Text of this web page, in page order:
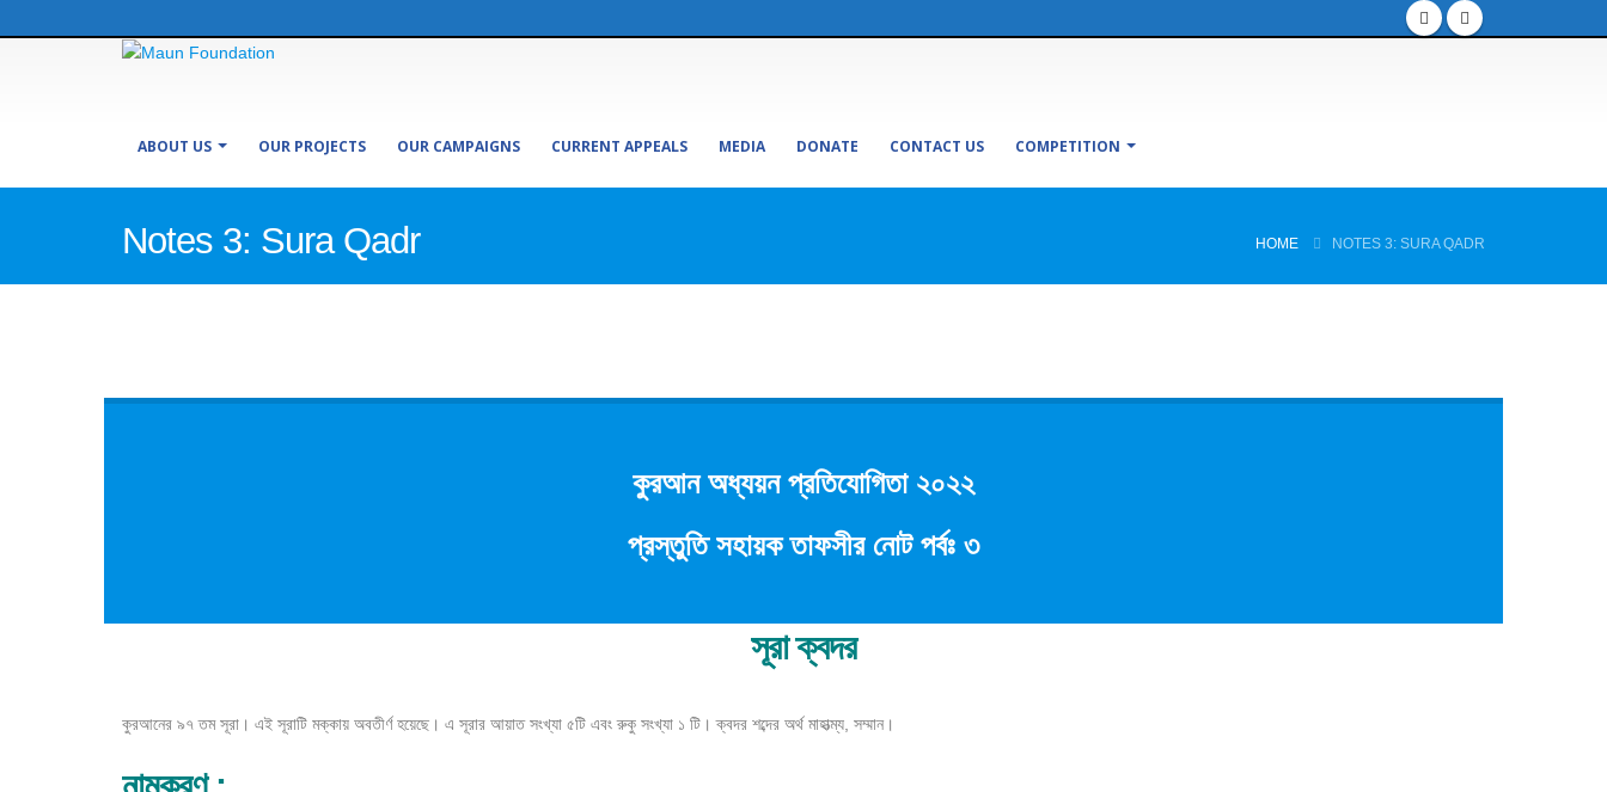
ABOUT US OUR PROJECTS OUR CAMPAIGNS CURRENT APPEALS MEDIA DONATE CONTACT US COMPETITION
Notes 3: Sura Qadr HOME NOTES 3: SURA QADR
কুরআন অধ্যয়ন প্রতিযোগিতা ২০২২
প্রস্তুতি সহায়ক তাফসীর নোট পর্বঃ ৩
সূরা ক্বদর
কুরআনের ৯৭ তম সূরা। এই সূরাটি মক্কায় অবতীর্ণ হয়েছে। এ সূরার আয়াত সংখ্যা ৫টি এবং রুকু সংখ্যা ১ টি। ক্বদর শব্দের অর্থ মাহাত্ম্য, সম্মান।